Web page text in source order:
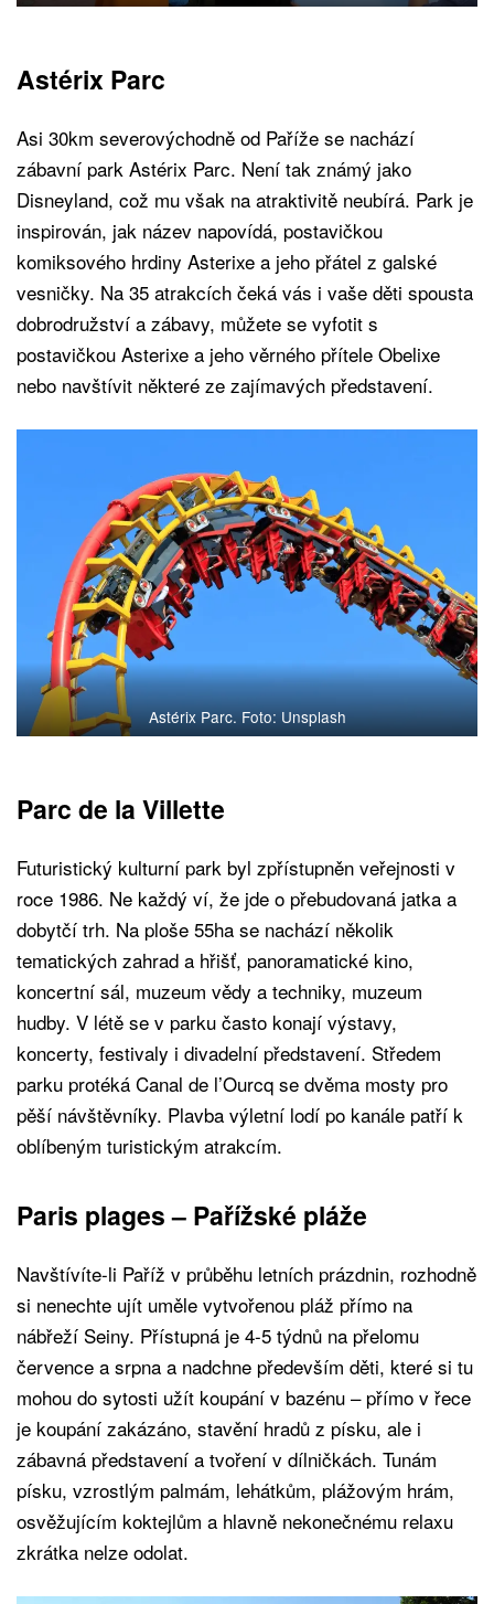
Astérix Parc
Asi 30km severovýchodně od Paříže se nachází
zábavní park Astérix Parc. Není tak známý jako
Disneyland, což mu však na atraktivitě neubírá. Park je
inspirován, jak název napovídá, postavičkou
komiksového hrdiny Asterixe a jeho přátel z galské
vesničky. Na 35 atrakcích čeká vás i vaše děti spousta
dobrodružství a zábavy, můžete se vyfotit s
postavičkou Asterixe a jeho věrného přítele Obelixe
nebo navštívit některé ze zajímavých představení.
Astérix Parc. Foto: Unsplash
Parc de la Villette
Futuristický kulturní park byl zpřístupněn veřejnosti v
roce 1986. Ne každý ví, že jde o přebudovaná jatka a
dobytčí trh. Na ploše 55ha se nachází několik
tematických zahrad a hřišť, panoramatické kino,
koncertní sál, muzeum vědy a techniky, muzeum
hudby. V létě se v parku často konají výstavy,
koncerty, festivaly i divadelní představení. Středem
parku protéká Canal de l’Ourcq se dvěma mosty pro
pěší návštěvníky. Plavba výletní lodí po kanále patří k
oblíbeným turistickým atrakcím.
Paris plages – Pařížské pláže
Navštívíte-li Paříž v průběhu letních prázdnin, rozhodně
si nenechte ujít uměle vytvořenou pláž přímo na
nábřeží Seiny. Přístupná je 4-5 týdnů na přelomu
července a srpna a nadchne především děti, které si tu
mohou do sytosti užít koupání v bazénu – přímo v řece
je koupání zakázáno, stavění hradů z písku, ale i
zábavná představení a tvoření v dílničkách. Tunám
písku, vzrostlým palmám, lehátkům, plážovým hrám,
osvěžujícím koktejlům a hlavně nekonečnému relaxu
zkrátka nelze odolat.